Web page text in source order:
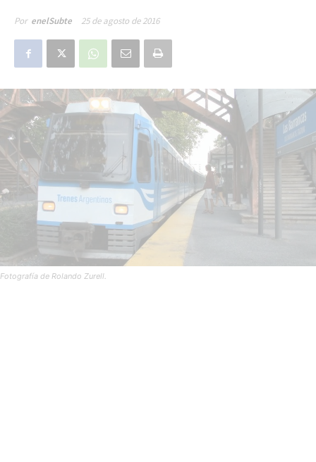
Por enelSubte 25 de agosto de 2016
Fotografía de Rolando Zurell.